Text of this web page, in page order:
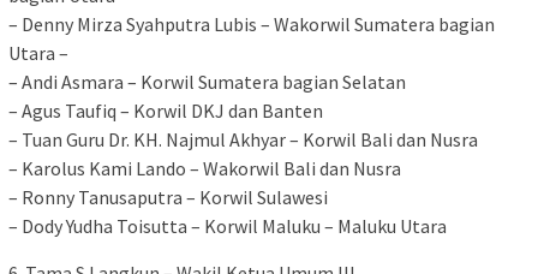
– Denny Mirza Syahputra Lubis – Wakorwil Sumatera bagian
Utara –
– Andi Asmara – Korwil Sumatera bagian Selatan
– Agus Taufiq – Korwil DKJ dan Banten
– Tuan Guru Dr. KH. Najmul Akhyar – Korwil Bali dan Nusra
– Karolus Kami Lando – Wakorwil Bali dan Nusra
– Ronny Tanusaputra – Korwil Sulawesi
– Dody Yudha Toisutta – Korwil Maluku – Maluku Utara